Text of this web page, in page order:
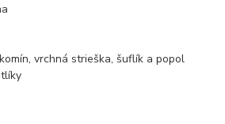
vrchná strieška, šuflík a popol